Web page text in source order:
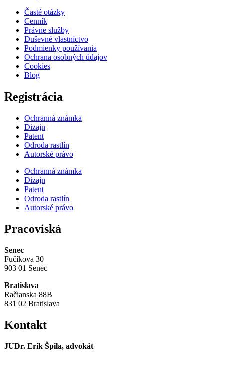
Časté otázky
Cenník
Právne služby
Duševné vlastníctvo
Podmienky používania
Ochrana osobných údajov
Cookies
Blog
Registrácia
Ochranná známka
Dizajn
Patent
Odroda rastlín
Autorské právo
Ochranná známka
Dizajn
Patent
Odroda rastlín
Autorské právo
Pracoviská
Senec
Fučíkova 30
903 01 Senec
Bratislava
Račianska 88B
831 02 Bratislava
Kontakt
JUDr. Erik Špila, advokát